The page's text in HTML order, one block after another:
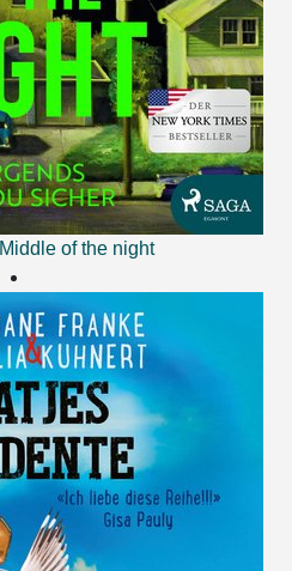
Middle of the night